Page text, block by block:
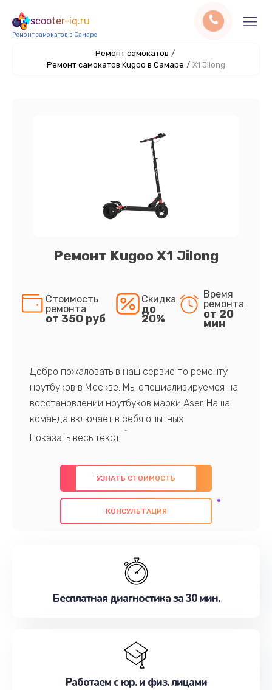
scooter-iq.ru
Ремонт самокатов в Самаре
Ремонт самокатов /
Ремонт самокатов Kugoo в Самаре / X1 Jilong
Ремонт Kugoo X1 Jilong
Стоимость
ремонта
от 350 руб
Скидка
до
20%
Время
ремонта
от 20
мин
Добро пожаловать в наш сервис по ремонту
ноутбуков в Москве. Мы специализируемся на
восстановлении ноутбуков марки Aser. Наша
команда включает в себя опытных
профессионалов с обширными знаниями и
предлагаем быстрый и качественный ремонт с
использованием оригинальных компонентов, а
также гарантируем качество всех
проведенных работ. Наша цель - предоставить
наилучшим образом. Не медлите записаться на
УЗНАТЬ СТОИМОСТЬ
КОНСУЛЬТАЦИЯ
Бесплатная диагностика за 30 мин.
Работаем с юр. и физ. лицами